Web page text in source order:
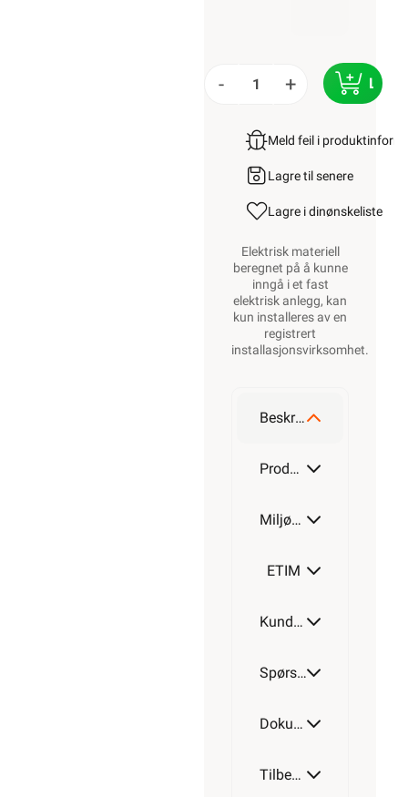
- +
Meld feil i
Lagre til senere
Lagre i dinønskeliste
Elektrisk materiell
beregnet på å kunne
inngå i et fast
elektrisk anlegg, kan
kun installeres av en
registrert
installasjonsvirksomhet.
Beskrivelse
Produktdetaljer
Miljøparametere
ETIM
Kundeomtale
Spørsmål og svar
Dokumentasjon
Tilbehør